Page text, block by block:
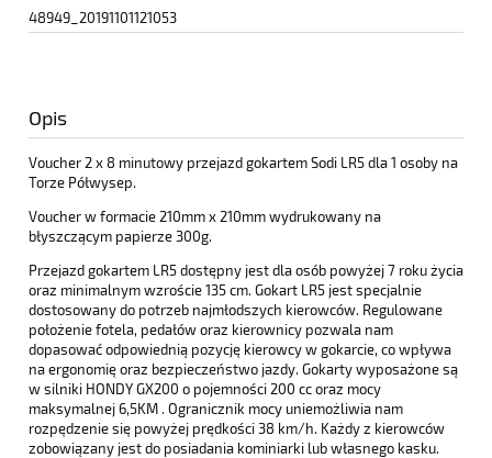
48949_20191101121053
Opis
Voucher 2 x 8 minutowy przejazd gokartem Sodi LR5 dla 1 osoby na
Torze Półwysep.
Voucher w formacie 210mm x 210mm wydrukowany na
błyszczącym papierze 300g.
Przejazd gokartem LR5 dostępny jest dla osób powyżej 7 roku życia
oraz minimalnym wzroście 135 cm. Gokart LR5 jest specjalnie
dostosowany do potrzeb najmłodszych kierowców. Regulowane
położenie fotela, pedałów oraz kierownicy pozwala nam
dopasować odpowiednią pozycję kierowcy w gokarcie, co wpływa
na ergonomię oraz bezpieczeństwo jazdy. Gokarty wyposażone są
w silniki HONDY GX200 o pojemności 200 cc oraz mocy
maksymalnej 6,5KM . Ogranicznik mocy uniemożliwia nam
rozpędzenie się powyżej prędkości 38 km/h. Każdy z kierowców
zobowiązany jest do posiadania kominiarki lub własnego kasku.